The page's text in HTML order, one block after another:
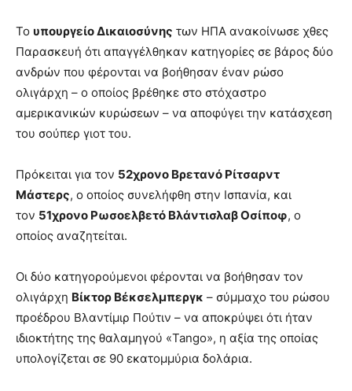
Το υπουργείο Δικαιοσύνης των ΗΠΑ ανακοίνωσε χθες
Παρασκευή ότι απαγγέλθηκαν κατηγορίες σε βάρος δύο
ανδρών που φέρονται να βοήθησαν έναν ρώσο
ολιγάρχη – ο οποίος βρέθηκε στο στόχαστρο
αμερικανικών κυρώσεων – να αποφύγει την κατάσχεση
του σούπερ γιοτ του.
Πρόκειται για τον 52χρονο Βρετανό Ρίτσαρντ
Μάστερς, ο οποίος συνελήφθη στην Ισπανία, και
τον 51χρονο Ρωσοελβετό Βλάντισλαβ Οσίποφ, ο
οποίος αναζητείται.
Οι δύο κατηγορούμενοι φέρονται να βοήθησαν τον
ολιγάρχη Βίκτορ Βέκσελμπεργκ – σύμμαχο του ρώσου
προέδρου Βλαντίμιρ Πούτιν – να αποκρύψει ότι ήταν
ιδιοκτήτης της θαλαμηγού «Tango», η αξία της οποίας
υπολογίζεται σε 90 εκατομμύρια δολάρια.